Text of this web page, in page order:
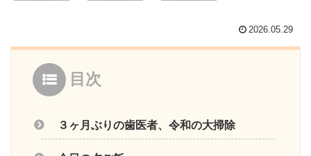
2026.05.29
目次
３ヶ月ぶりの歯医者、令和の大掃除